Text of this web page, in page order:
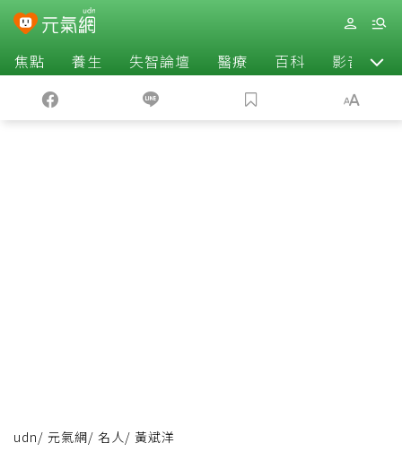
焦點 養生 失智論壇 醫療 百科 影音
udn/ 元氣網/ 名人/ 黃斌洋